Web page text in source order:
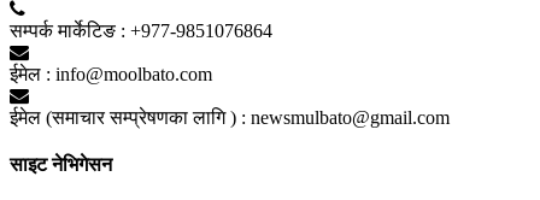
सम्पर्क मार्केटिङ : +977-9851076864
ईमेल : info@moolbato.com
ईमेल (समाचार सम्प्रेषणका लागि ) : newsmulbato@gmail.com
साइट नेभिगेसन